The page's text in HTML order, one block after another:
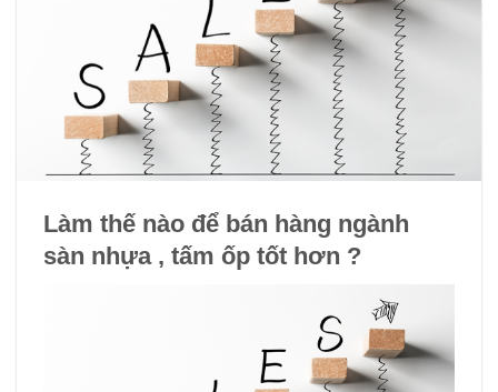
Làm thế nào để bán hàng ngành
sàn nhựa , tấm ốp tốt hơn ?